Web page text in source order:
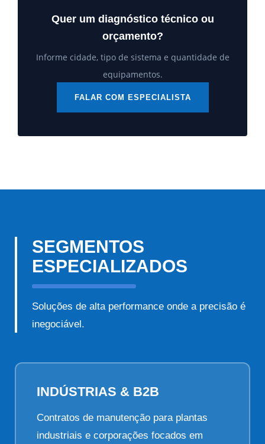
Quer um diagnóstico técnico ou
orçamento?
Informe cidade, tipo de sistema e quantidade de
equipamentos.
FALAR COM ESPECIALISTA
SEGMENTOS
ESPECIALIZADOS
Soluções de alta performance onde a precisão é
inegociável.
INDÚSTRIAS & B2B
Contratos de manutenção para plantas
industriais e corporações focados em